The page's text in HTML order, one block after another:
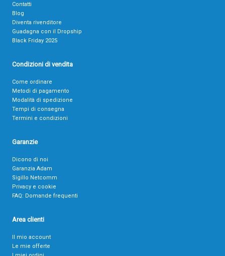
Contatti
Blog
Diventa rivenditore
Guadagna con il Dropship
Black Friday 2025
Condizioni di vendita
Come ordinare
Metodi di pagamento
Modalità di spedizione
Tempi di consegna
Termini e condizioni
Garanzie
Dicono di noi
Garanzia Adam
Sigillo Netcomm
Privacy e cookie
FAQ: Domande frequenti
Area clienti
Il mio account
Le mie offerte